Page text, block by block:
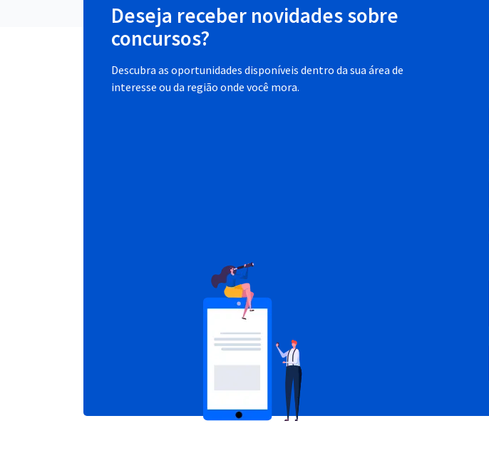
Deseja receber novidades sobre
concursos?
Descubra as oportunidades disponíveis dentro da sua área de
interesse ou da região onde você mora.